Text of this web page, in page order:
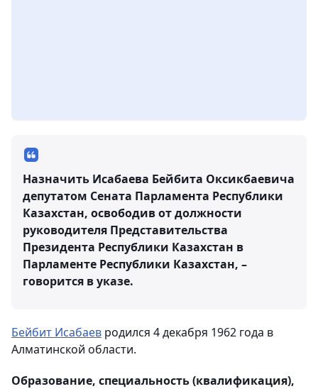
Назначить Исабаева Бейбита Оксикбаевича
депутатом Сената Парламента Республики
Казахстан, освободив от должности
руководителя Представительства
Президента Республики Казахстан в
Парламенте Республики Казахстан, –
говорится в указе.
Бейбит Исабаев родился 4 декабря 1962 года в
Алматинской области.
Образование, специальность (квалификация),